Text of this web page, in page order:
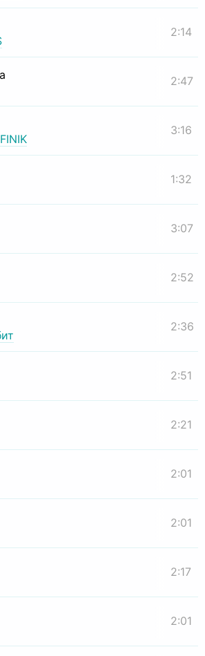
2:14
2:47
FINIK
3:16
1:32
3:07
2:52
2:36
2:51
2:21
2:01
2:01
2:17
2:01